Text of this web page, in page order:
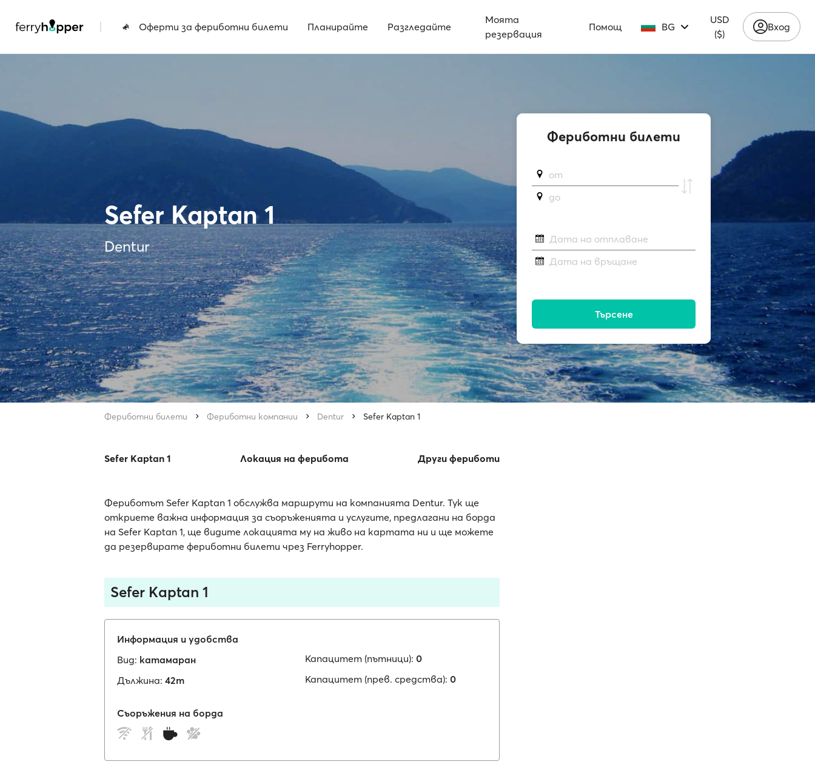
| Оферти за фериботни билети Планирайте Разгледайте
Моята
резервация
Помощ BG
USD
($)
Вход
Sefer Kaptan 1
Dentur
Фериботни билети Фериботни компании Dentur Sefer Kaptan 1
Sefer Kaptan 1 Локация на ферибота Други фериботи
Фериботът Sefer Kaptan 1 обслужва маршрути на компанията Dentur. Тук ще
откриете важна информация за съоръженията и услугите, предлагани на борда
на Sefer Kaptan 1, ще видите локацията му на живо на картата ни и ще можете
да резервирате фериботни билети чрез Ferryhopper.
Sefer Kaptan 1
Информация и удобства
Вид: катамаран
Дължина: 42m
Капацитет (пътници): 0
Капацитет (прев. средства): 0
Съоръжения на борда
Фериботни билети
от
до
Дата на отплаване
Дата на връщане
Търсене